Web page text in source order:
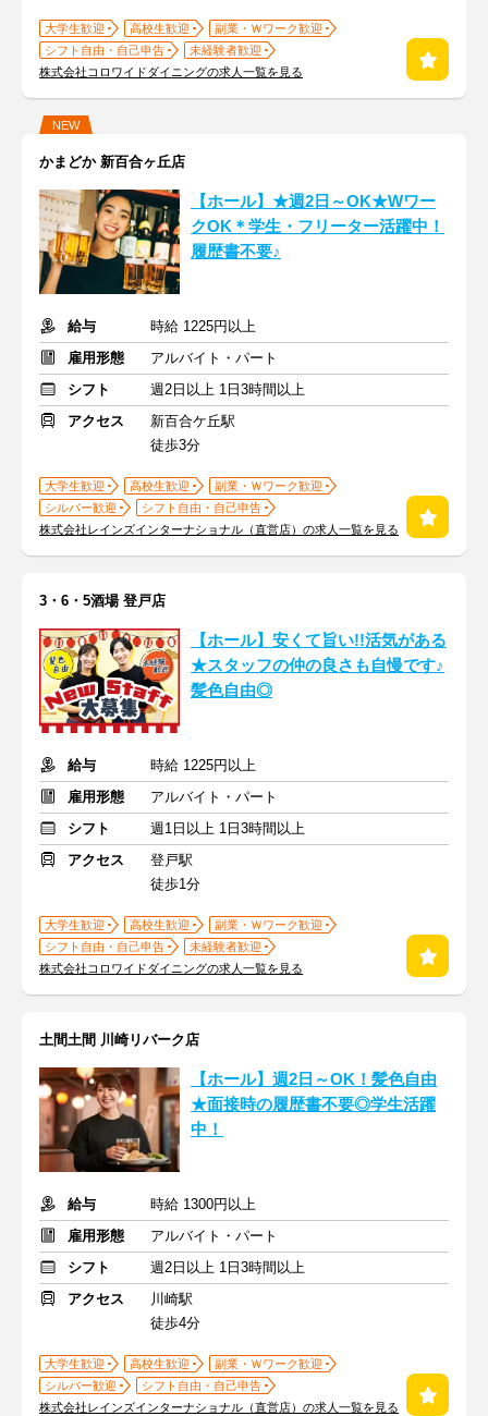
大学生歓迎 高校生歓迎
副業・Ｗワーク歓迎
シフト自由・自己申告
未経験者歓迎
株式会社コロワイドダイニングの求人一覧を見る
NEW
かまどか 新百合ヶ丘店
【ホール】★週2日～OK★Wワー
クOK＊学生・フリーター活躍中！
履歴書不要♪
給与
時給 1225円以上
雇用形態
アルバイト・パート
シフト
週2日以上 1日3時間以上
アクセス
新百合ケ丘駅
徒歩3分
大学生歓迎 高校生歓迎
副業・Ｗワーク歓迎
シルバー歓迎
シフト自由・自己申告
株式会社レインズインターナショナル（直営店）の求人一覧を見る
3・6・5酒場 登戸店
【ホール】安くて旨い!!活気がある
★スタッフの仲の良さも自慢です♪
髪色自由◎
給与
時給 1225円以上
雇用形態
アルバイト・パート
シフト
週1日以上 1日3時間以上
アクセス
登戸駅
徒歩1分
大学生歓迎 高校生歓迎
副業・Ｗワーク歓迎
シフト自由・自己申告
未経験者歓迎
株式会社コロワイドダイニングの求人一覧を見る
土間土間 川崎リバーク店
【ホール】週2日～OK！髪色自由
★面接時の履歴書不要◎学生活躍
中！
給与
時給 1300円以上
雇用形態
アルバイト・パート
シフト
週2日以上 1日3時間以上
アクセス
川崎駅
徒歩4分
大学生歓迎 高校生歓迎
副業・Ｗワーク歓迎
シルバー歓迎
シフト自由・自己申告
株式会社レインズインターナショナル（直営店）の求人一覧を見る